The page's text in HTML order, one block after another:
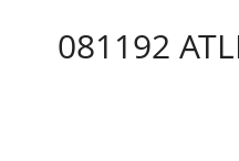
081192